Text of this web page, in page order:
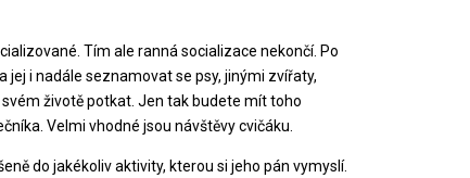
Tím ale ranná socializace nekončí. Po
jej i nadále seznamovat se psy, jinými zvířaty,
životě potkat. Jen tak budete mít toho
Velmi vhodné jsou návštěvy cvičáku.
do jakékoliv aktivity, kterou si jeho pán vymyslí.